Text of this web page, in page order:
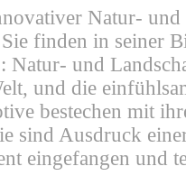
Natur-
finden in seiner
Natur- und
und die
bestechen mit
sind Ausdruck
eingefangen und